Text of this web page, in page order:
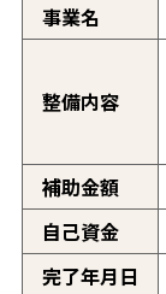
事業名
整備内容
補助金額
自己資金
完了年月日